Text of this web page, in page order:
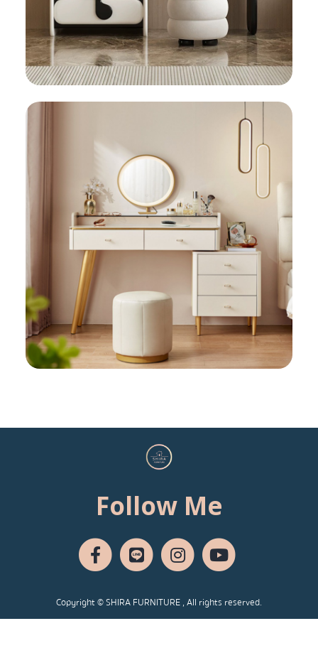
Follow Me
Copyright © SHIRA FURNITURE , All rights reserved.